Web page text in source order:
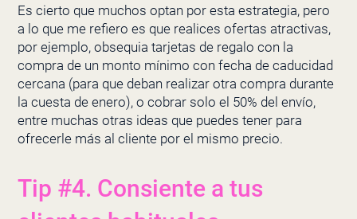
Es cierto que muchos optan por esta estrategia, pero
a lo que me refiero es que realices ofertas atractivas,
por ejemplo, obsequia tarjetas de regalo con la
compra de un monto mínimo con fecha de caducidad
cercana (para que deban realizar otra compra durante
la cuesta de enero), o cobrar solo el 50% del envío,
entre muchas otras ideas que puedes tener para
ofrecerle más al cliente por el mismo precio.
Tip #4. Consiente a tus